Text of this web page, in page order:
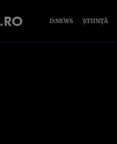
D:NEWS ȘTIINȚĂ